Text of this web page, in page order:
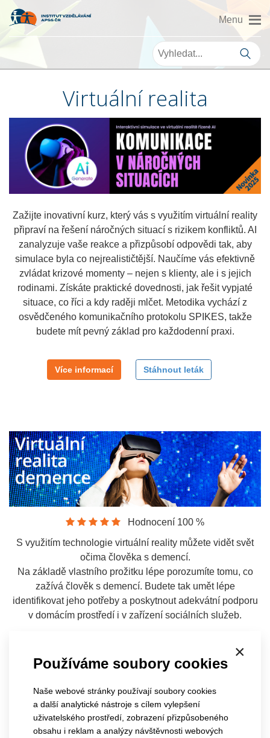
×
Používáme soubory cookies
Naše webové stránky používají soubory cookies
a další analytické nástroje s cílem vylepšení
uživatelského prostředí, zobrazení přizpůsobeného
obsahu i reklam a analýzy návštěvnosti webových
Virtuální realita
Zažijte inovativní kurz, který vás s využitím virtuální reality
připraví na řešení náročných situací s rizikem konfliktů. AI
zanalyzuje vaše reakce a přizpůsobí odpovědi tak, aby
simulace byla co nejrealističtější. Naučíme vás efektivně
zvládat krizové momenty – nejen s klienty, ale i s jejich
rodinami. Získáte praktické dovednosti, jak řešit vypjaté
situace, co říci a kdy raději mlčet. Metodika vychází z
osvědčeného komunikačního protokolu SPIKES, takže
budete mít pevný základ pro každodenní praxi.
Více informací Stáhnout leták
Hodnocení 100 %
S využitím technologie virtuální reality můžete vidět svět
očima člověka s demencí.
Na základě vlastního prožitku lépe porozumíte tomu, co
zažívá člověk s demencí. Budete tak umět lépe
identifikovat jeho potřeby a poskytnout adekvátní podporu
v domácím prostředí i v zařízení sociálních služeb.